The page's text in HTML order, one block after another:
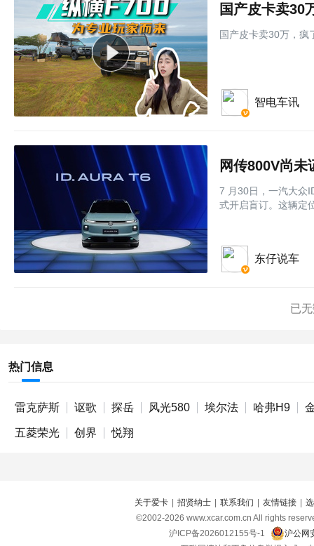
国产皮卡卖30
国产皮卡卖30万，疯
智电车讯
网传800V尚
7 月30日，一汽大众
式开启盲订。这辆定
东仔说车
已
热门信息
雷克萨斯 讴歌 探岳 风光580 埃尔法 哈弗H9
五菱荣光 创界 悦翔
关于爱卡 | 招贤纳士 | 联系我们 | 友情链接 |
©2002-2026 www.xcar.com.cn All rights
沪ICP备2026012155号-1
沪公网